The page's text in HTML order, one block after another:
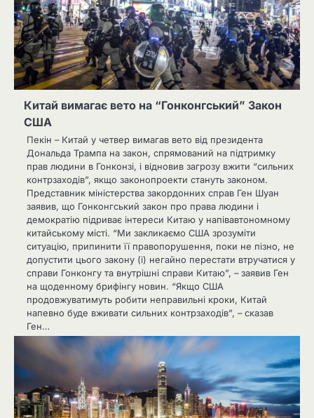
Китай вимагає вето на “Гонконгський” Закон
США
Пекін – Китай у четвер вимагав вето від президента
Дональда Трампа на закон, спрямований на підтримку
прав людини в Гонконзі, і відновив загрозу вжити “сильних
контрзаходів”, якщо законопроекти стануть законом.
Представник міністерства закордонних справ Ген Шуан
заявив, що Гонконгський закон про права людини і
демократію підриває інтереси Китаю у напівавтономному
китайському місті. “Ми закликаємо США зрозуміти
ситуацію, припинити її правопорушення, поки не пізно, не
допустити цього закону (і) негайно перестати втручатися у
справи Гонконгу та внутрішні справи Китаю”, – заявив Ген
на щоденному брифінгу новин. “Якщо США
продовжуватимуть робити неправильні кроки, Китай
напевно буде вживати сильних контрзаходів”, – сказав
Ген…